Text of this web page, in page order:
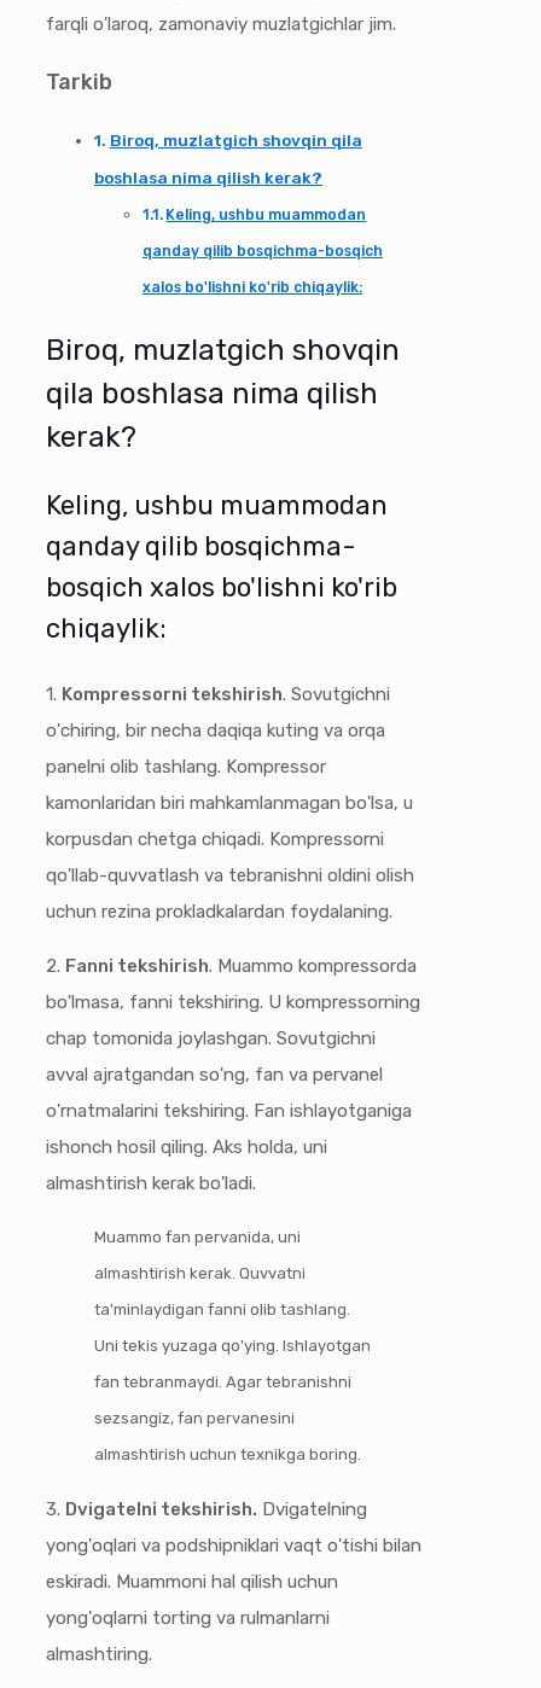
farqli o'laroq, zamonaviy muzlatgichlar jim.
Tarkib
Biroq, muzlatgich shovqin qila
boshlasa nima qilish kerak?
Keling, ushbu muammodan
qanday qilib bosqichma-bosqich
xalos bo'lishni ko'rib chiqaylik:
Biroq, muzlatgich shovqin
qila boshlasa nima qilish
kerak?
Keling, ushbu muammodan
qanday qilib bosqichma-
bosqich xalos bo'lishni ko'rib
chiqaylik:
1. Kompressorni tekshirish. Sovutgichni
o'chiring, bir necha daqiqa kuting va orqa
panelni olib tashlang. Kompressor
kamonlaridan biri mahkamlanmagan bo'lsa, u
korpusdan chetga chiqadi. Kompressorni
qo'llab-quvvatlash va tebranishni oldini olish
uchun rezina prokladkalardan foydalaning.
2. Fanni tekshirish. Muammo kompressorda
bo'lmasa, fanni tekshiring. U kompressorning
chap tomonida joylashgan. Sovutgichni
avval ajratgandan so'ng, fan va pervanel
o'rnatmalarini tekshiring. Fan ishlayotganiga
ishonch hosil qiling. Aks holda, uni
almashtirish kerak bo'ladi.
Muammo fan pervanida, uni
almashtirish kerak. Quvvatni
ta'minlaydigan fanni olib tashlang.
Uni tekis yuzaga qo'ying. Ishlayotgan
fan tebranmaydi. Agar tebranishni
sezsangiz, fan pervanesini
almashtirish uchun texnikga boring.
3. Dvigatelni tekshirish. Dvigatelning
yong'oqlari va podshipniklari vaqt o'tishi bilan
eskiradi. Muammoni hal qilish uchun
yong'oqlarni torting va rulmanlarni
almashtiring.